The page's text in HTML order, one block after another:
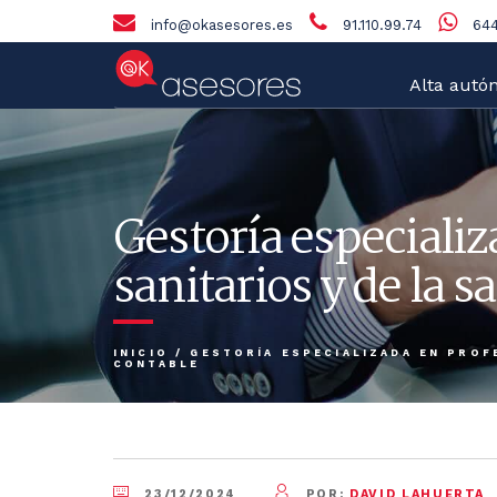
info@okasesores.es 91.110.99.74
Alta
Gestoría
sanitarios y de la
INICIO / GESTORÍA ESPECIALIZADA EN
CONTABLE